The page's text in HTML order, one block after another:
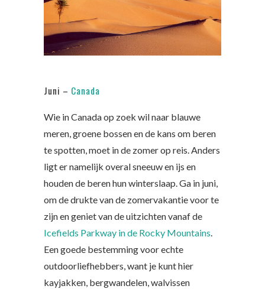
Juni – Canada
Wie in Canada op zoek wil naar blauwe
meren, groene bossen en de kans om beren
te spotten, moet in de zomer op reis. Anders
ligt er namelijk overal sneeuw en ijs en
houden de beren hun winterslaap. Ga in juni,
om de drukte van de zomervakantie voor te
zijn en geniet van de uitzichten vanaf de
Icefields Parkway in de Rocky Mountains.
Een goede bestemming voor echte
outdoorliefhebbers, want je kunt hier
kayjakken, bergwandelen, walvissen